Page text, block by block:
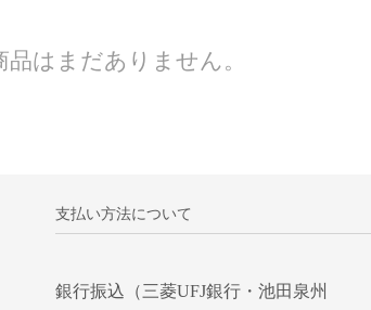
はまだありません。
支払い方法について
銀行振込（三菱UFJ銀行・池田泉州